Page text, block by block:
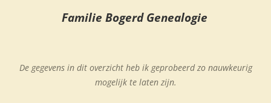
Familie Bogerd Genealogie
De gegevens in dit overzicht heb ik geprobeerd zo nauwkeurig
mogelijk te laten zijn.